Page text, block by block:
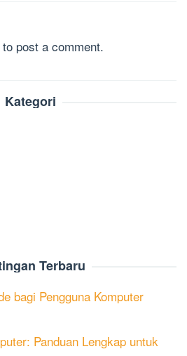
to post a comment.
Kategori
Terbaru
bagi Pengguna Komputer
Panduan Lengkap untuk